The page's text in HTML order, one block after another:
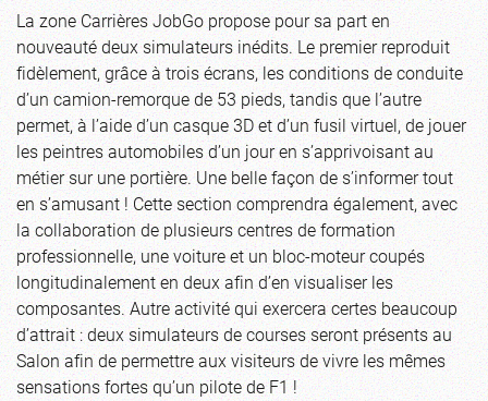
La zone Carrières JobGo propose pour sa part en
nouveauté deux simulateurs inédits. Le premier reproduit
fidèlement, grâce à trois écrans, les conditions de conduite
d’un camion-remorque de 53 pieds, tandis que l’autre
permet, à l’aide d’un casque 3D et d’un fusil virtuel, de jouer
les peintres automobiles d’un jour en s’apprivoisant au
métier sur une portière. Une belle façon de s’informer tout
en s’amusant ! Cette section comprendra également, avec
la collaboration de plusieurs centres de formation
professionnelle, une voiture et un bloc-moteur coupés
longitudinalement en deux afin d’en visualiser les
composantes. Autre activité qui exercera certes beaucoup
d’attrait : deux simulateurs de courses seront présents au
Salon afin de permettre aux visiteurs de vivre les mêmes
sensations fortes qu’un pilote de F1 !